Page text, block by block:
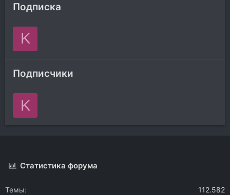
Подписка
K
Подписчики
K
Статистика форума
Темы
112.582